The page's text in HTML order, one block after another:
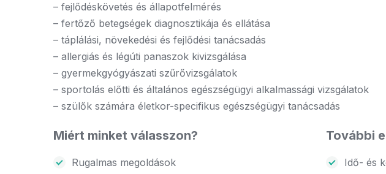
– fejlődéskövetés és állapotfelmérés
– fertőző betegségek diagnosztikája és ellátása
– táplálási, növekedési és fejlődési tanácsadás
– allergiás és légúti panaszok kivizsgálása
– gyermekgyógyászati szűrővizsgálatok
– sportolás előtti és általános egészségügyi alkalmassági vizsgálatok
– szülők számára életkor-specifikus egészségügyi tanácsadás
Miért minket válasszon?
Rugalmas megoldások
További
Idő- és